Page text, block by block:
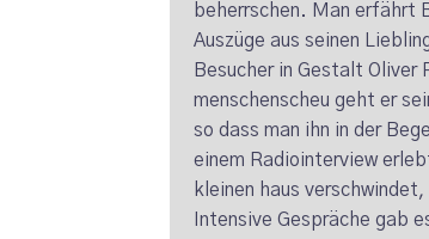
beherrschen. Man erfährt
Auszüge aus seinen
Besucher in Gestalt Oliver
menschenscheu geht er
so dass man ihn in der
einem Radiointerview
kleinen haus
Intensive Gespräche gab